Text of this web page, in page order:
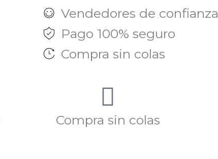
Vendedores de confianza
Pago 100% seguro
Compra sin colas
Compra sin colas